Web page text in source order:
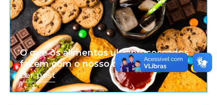
O que os alimentos ultraprocessados
fazem com o nosso corpo
Ler post